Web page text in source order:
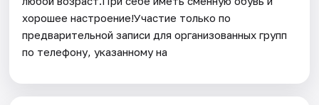
хорошее настроение!Участие только по
предварительной записи для организованных групп
по телефону, указанному на